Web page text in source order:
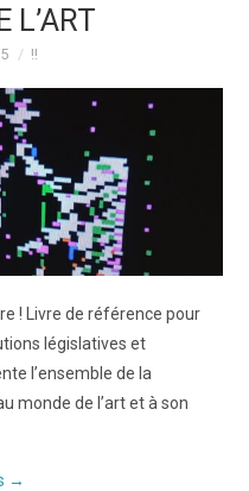
L’ART
!!
! Livre de référence pour
législatives et
l’ensemble de la
monde de l’art et à son
→